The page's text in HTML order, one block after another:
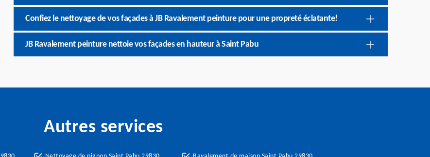
Confiez le nettoyage de vos façades à JB Ravalement peinture pour une propreté éclatante!
JB Ravalement peinture nettoie vos façades en hauteur à Saint Pabu
Autres services